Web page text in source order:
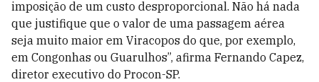
imposição de um custo desproporcional. Não há nada
que justifique que o valor de uma passagem aérea
seja muito maior em Viracopos do que, por exemplo,
em Congonhas ou Guarulhos”, afirma Fernando Capez,
diretor executivo do Procon-SP.